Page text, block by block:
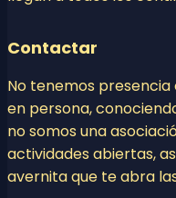
Contactar
No tenemos
en persona,
no somos una
actividades abiertas,
avernita que te abra